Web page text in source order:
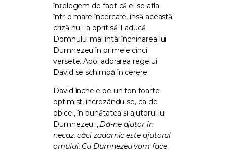
înțelegem de fapt că el se afla
într-o mare încercare, însă această
criză nu l-a oprit să-I aducă
Domnului mai întâi închinarea lui
Dumnezeu în primele cinci
versete. Apoi adorarea regelui
David se schimbă în cerere.
David încheie pe un ton foarte
optimist, încrezându-se, ca de
obicei, în bunătatea și ajutorul lui
Dumnezeu: ,,Dă-ne ajutor în
necaz, căci zadarnic este ajutorul
omului. Cu Dumnezeu vom face